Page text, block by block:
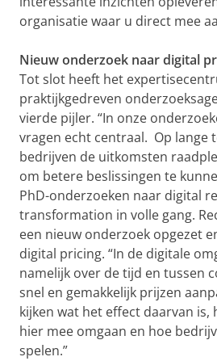
organisatie waar u direct mee
Nieuw onderzoek naar digital
Tot slot heeft het
praktijkgedreven
vierde pijler. “In onze
vragen echt centraal. Op lange
bedrijven de uitkomsten
om betere beslissingen te
PhD-onderzoeken naar digital
transformation in volle gang.
een nieuw onderzoek opgezet
digital pricing. “In de digitale
namelijk over de tijd en tussen
snel en gemakkelijk prijzen
kijken wat het effect daarvan is,
hier mee omgaan en hoe
spelen.”